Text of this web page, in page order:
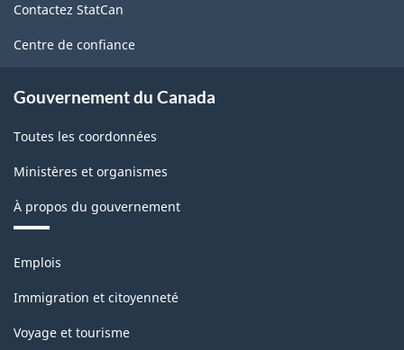
ce
site
Contactez StatCan
Centre de confiance
Gouvernement du Canada
Toutes les coordonnées
Ministères et organismes
À propos du gouvernement
Thèmes
sujets
Emplois
Immigration et citoyenneté
Voyage et tourisme